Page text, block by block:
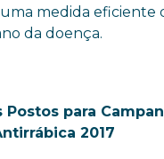
medida eficiente
da doença.
Postos para
2017